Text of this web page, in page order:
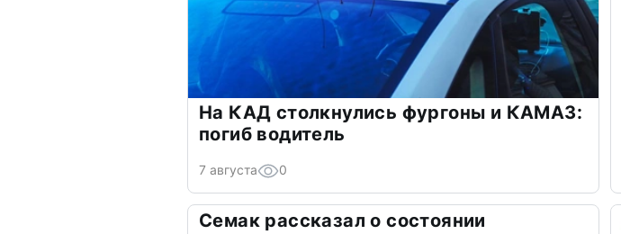
На КАД столкнулись фургоны и КАМАЗ:
погиб водитель
7 августа 0
Семак рассказал о состоянии